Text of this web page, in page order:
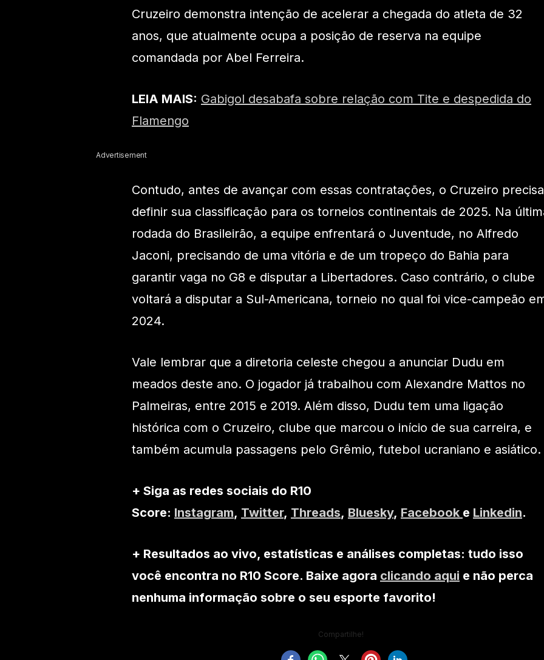
Cruzeiro demonstra intenção de acelerar a chegada do atleta de 32
anos, que atualmente ocupa a posição de reserva na equipe
comandada por Abel Ferreira.
LEIA MAIS: Gabigol desabafa sobre relação com Tite e despedida do
Flamengo
Advertisement
Contudo, antes de avançar com essas contratações, o Cruzeiro precisa
definir sua classificação para os torneios continentais de 2025. Na
rodada do Brasileirão, a equipe enfrentará o Juventude, no Alfredo
Jaconi, precisando de uma vitória e de um tropeço do Bahia para
garantir vaga no G8 e disputar a Libertadores. Caso contrário, o clube
voltará a disputar a Sul-Americana, torneio no qual foi vice-campeão
2024.
Vale lembrar que a diretoria celeste chegou a anunciar Dudu em
meados deste ano. O jogador já trabalhou com Alexandre Mattos no
Palmeiras, entre 2015 e 2019. Além disso, Dudu tem uma ligação
histórica com o Cruzeiro, clube que marcou o início de sua carreira, e
também acumula passagens pelo Grêmio, futebol ucraniano e asiático.
+ Siga as redes sociais do R10
Score: Instagram, Twitter, Threads, Bluesky, Facebook e Linkedin.
+ Resultados ao vivo, estatísticas e análises completas: tudo isso
você encontra no R10 Score. Baixe agora clicando aqui e não perca
nenhuma informação sobre o seu esporte favorito!
Compartilhe!